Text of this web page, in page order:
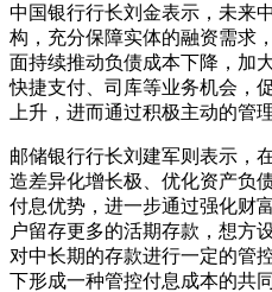
中国银行行长刘金表示，未来
构，充分保障实体的融资需求
面持续推动负债成本下降，加
快捷支付、司库等业务机会，
上升，进而通过积极主动的管
邮储银行行长刘建军则表示，
造差异化增长极、优化资产负
付息优势，进一步通过强化财
户留存更多的活期存款，想方
对中长期的存款进行一定的管
下形成一种管控付息成本的共